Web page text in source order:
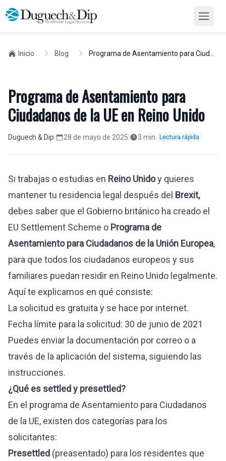
Inicio Blog
Programa de Asentamiento para
Ciudadanos de la UE en Reino Unido
Duguech & Dip 28 de mayo de 2025 3 min Lectura rápida
Si trabajas o estudias en Reino Unidoy quieres
mantener tu residencia legal después del Brexit,
debes saber que el Gobierno británico ha creado el
EU Settlement Scheme o Programa de
Asentamiento para Ciudadanos de la Unión Europea,
para que todos los ciudadanos europeos y sus
familiares puedan residir en Reino Unido legalmente.
Aquí te explicamos en qué consiste:
La solicitud es gratuita y se hace por internet.
Fecha límite para la solicitud: 30 de junio de 2021
Puedes enviar la documentación por correo o a
través de la aplicación del sistema, siguiendo las
instrucciones.
¿Qué es settled y presettled?
En el programa de Asentamiento para Ciudadanos
de la UE, existen dos categorías para los
solicitantes:
Presettled (preasentado) para los residentes que